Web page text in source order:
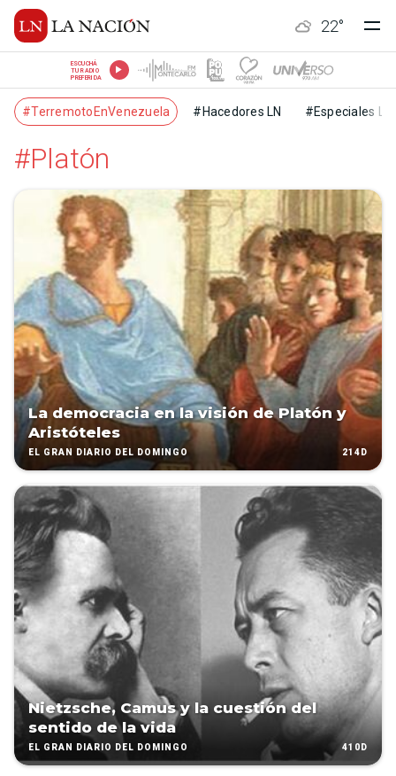
22°
ESCUCHÁ
TU RADIO
PREFERIDA
#TerremotoEnVenezuela #Hacedores LN #Especiales LN
#Platón
La democracia en la visión de Platón y
Aristóteles
EL GRAN DIARIO DEL DOMINGO 214D
Nietzsche, Camus y la cuestión del
sentido de la vida
EL GRAN DIARIO DEL DOMINGO 410D